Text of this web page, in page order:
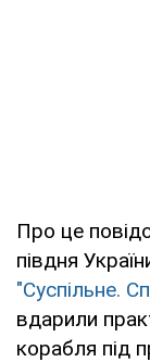
Про це
півдня
"Суспільне.
вдарили
корабля під